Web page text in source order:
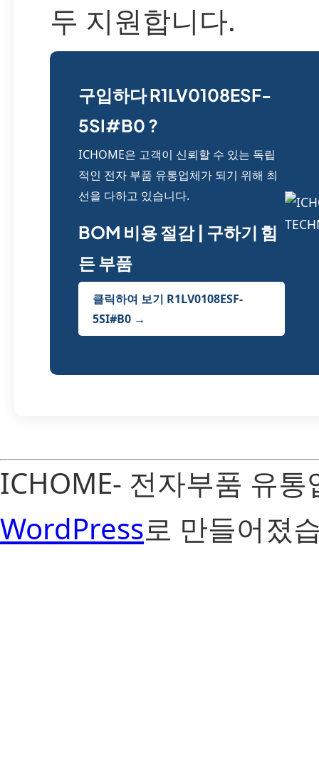
두 지원합니다.
구입하다 R1LV0108ESF-
5SI#B0 ?
ICHOME은 고객이 신뢰할 수 있는 독립
적인 전자 부품 유통업체가 되기 위해 최
선을 다하고 있습니다.
BOM 비용 절감 | 구하기 힘
든 부품
클릭하여 보기 R1LV0108ESF-
5SI#B0 →
ICHOME- 전자부품 유
WordPress로 만들어졌